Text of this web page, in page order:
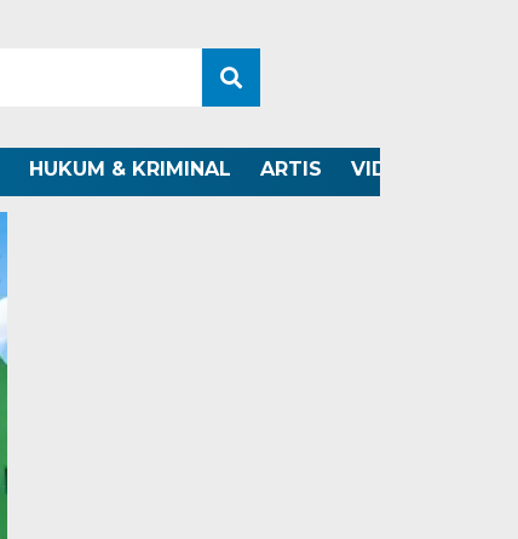
HUKUM & KRIMINAL ARTIS VIDEO